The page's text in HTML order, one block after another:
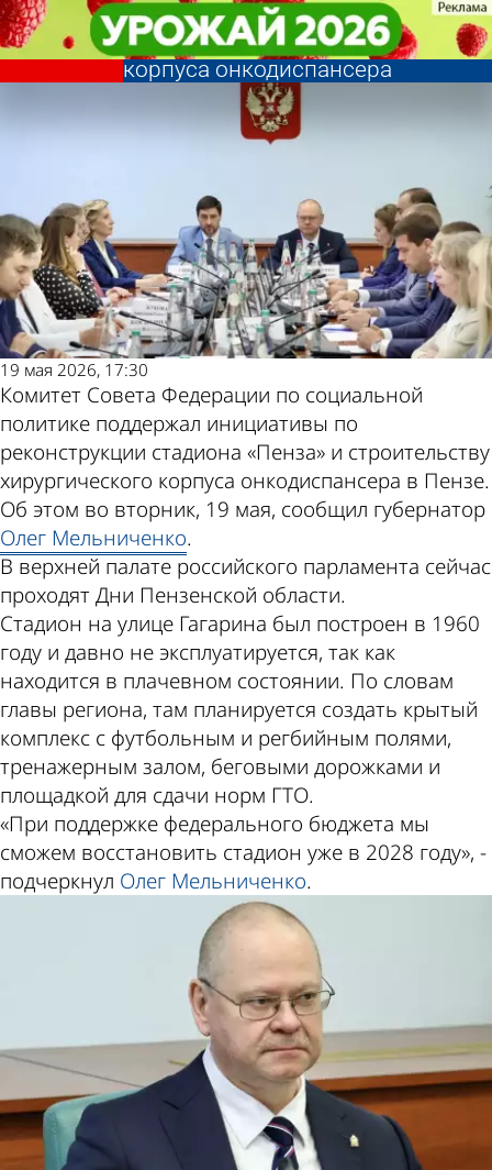
В Совфеде поддержали
строительство еще одного
корпуса онкодиспансера
Политика
19 мая 2026, 17:30
Комитет Совета Федерации по социальной
политике поддержал инициативы по
реконструкции стадиона «Пенза» и строительству
хирургического корпуса онкодиспансера в Пензе.
Об этом во вторник, 19 мая, сообщил губернатор
Олег Мельниченко.
В верхней палате российского парламента сейчас
проходят Дни Пензенской области.
Стадион на улице Гагарина был построен в 1960
году и давно не эксплуатируется, так как
находится в плачевном состоянии. По словам
главы региона, там планируется создать крытый
комплекс с футбольным и регбийным полями,
тренажерным залом, беговыми дорожками и
площадкой для сдачи норм ГТО.
«При поддержке федерального бюджета мы
сможем восстановить стадион уже в 2028 году», -
подчеркнул Олег Мельниченко.
В Совфеде поддержали
строительство еще одного
корпуса онкодиспансера
Политика
Другие новости
по теме
Погода и курсы
валют в Пензе